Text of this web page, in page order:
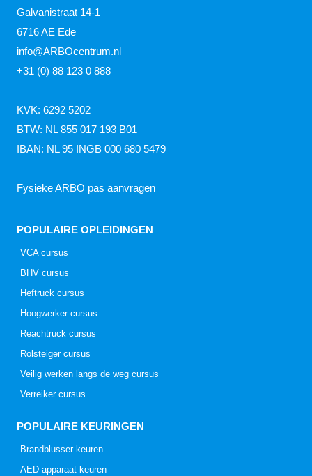
Galvanistraat 14-1
6716 AE Ede
info@ARBOcentrum.nl
+31 (0) 88 123 0 888
KVK: 6292 5202
BTW: NL 855 017 193 B01
IBAN: NL 95 INGB 000 680 5479
Fysieke ARBO pas aanvragen
POPULAIRE OPLEIDINGEN
VCA cursus
BHV cursus
Heftruck cursus
Hoogwerker cursus
Reachtruck cursus
Rolsteiger cursus
Veilig werken langs de weg cursus
Verreiker cursus
POPULAIRE KEURINGEN
Brandblusser keuren
AED apparaat keuren